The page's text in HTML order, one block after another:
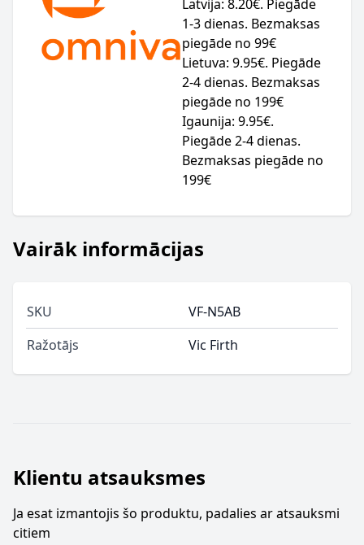
Latvija: 8.20€. Piegāde
1-3 dienas. Bezmaksas
piegāde no 99€
Lietuva: 9.95€. Piegāde
2-4 dienas. Bezmaksas
piegāde no 199€
Igaunija: 9.95€.
Piegāde 2-4 dienas.
Bezmaksas piegāde no
199€
Vairāk informācijas
SKU
VF-N5AB
Ražotājs
Vic Firth
Klientu atsauksmes
Ja esat izmantojis šo produktu, padalies ar atsauksmi
citiem